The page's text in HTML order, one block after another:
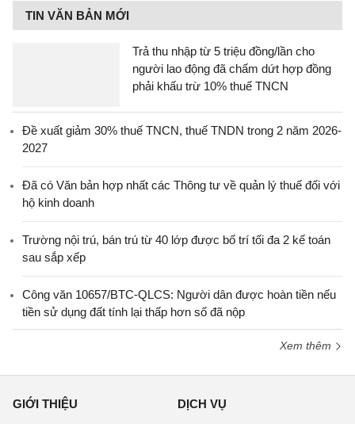
TIN VĂN BẢN MỚI
Trả thu nhập từ 5 triệu đồng/lần cho
người lao động đã chấm dứt hợp đồng
phải khấu trừ 10% thuế TNCN
Đề xuất giảm 30% thuế TNCN, thuế TNDN trong 2 năm 2026-
2027
Đã có Văn bản hợp nhất các Thông tư về quản lý thuế đối với
hộ kinh doanh
Trường nội trú, bán trú từ 40 lớp được bố trí tối đa 2 kế toán
sau sắp xếp
Công văn 10657/BTC-QLCS: Người dân được hoàn tiền nếu
tiền sử dụng đất tính lại thấp hơn số đã nộp
Xem thêm
GIỚI THIỆU DỊCH VỤ